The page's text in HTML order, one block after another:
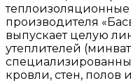
теплоизоляционные
производителя
выпускает целую
утеплителей
кровли, стен, полов